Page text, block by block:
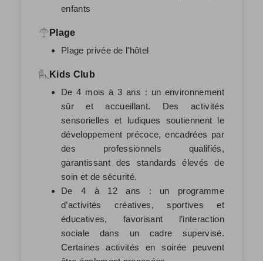
enfants
Plage
Plage privée de l'hôtel
Kids Club
De 4 mois à 3 ans : un environnement
sûr et accueillant. Des activités
sensorielles et ludiques soutiennent le
développement précoce, encadrées par
des professionnels qualifiés,
garantissant des standards élevés de
soin et de sécurité.
De 4 à 12 ans : un programme
d’activités créatives, sportives et
éducatives, favorisant l’interaction
sociale dans un cadre supervisé.
Certaines activités en soirée peuvent